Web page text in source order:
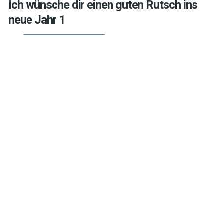
Ich wünsche dir einen guten Rutsch ins
neue Jahr 1